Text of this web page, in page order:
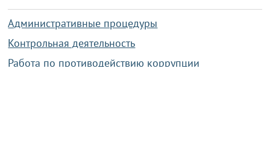
Административные процедуры
Контрольная деятельность
Работа по противодействию коррупции